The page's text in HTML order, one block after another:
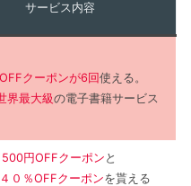
サービス内容
クーポンが6回使える。
界最大級の電子書籍サービス
500円OFFクーポン と
０％OFFクーポンを貰える